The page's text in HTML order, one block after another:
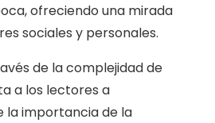
ofreciendo una mirada
sociales y personales.
de la complejidad de
a los lectores a
la importancia de la